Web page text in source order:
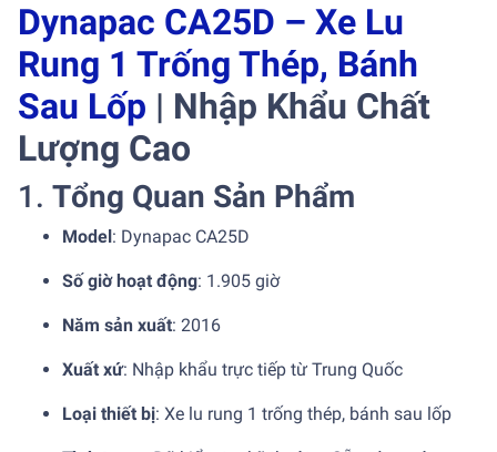
Dynapac CA25D – Xe Lu
Rung 1 Trống Thép, Bánh
Sau Lốp | Nhập Khẩu Chất
Lượng Cao
1. Tổng Quan Sản Phẩm
Model: Dynapac CA25D
Số giờ hoạt động: 1.905 giờ
Năm sản xuất: 2016
Xuất xứ: Nhập khẩu trực tiếp từ Trung Quốc
Loại thiết bị: Xe lu rung 1 trống thép, bánh sau lốp